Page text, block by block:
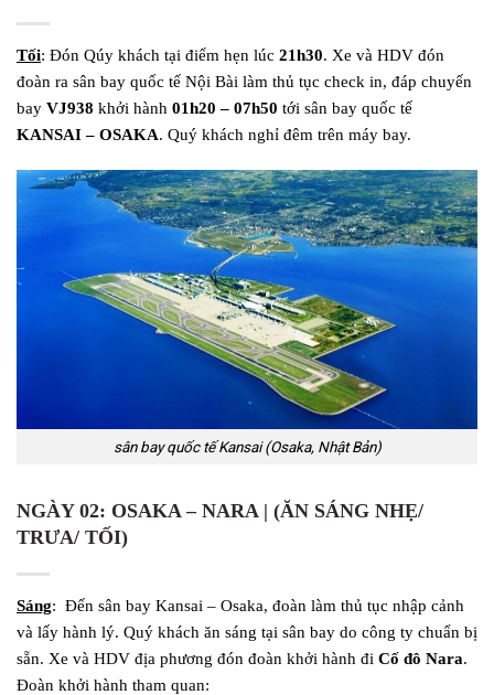
Tối: Đón Qúy khách tại điểm hẹn lúc 21h30. Xe và HDV đón
đoàn ra sân bay quốc tế Nội Bài làm thủ tục check in, đáp chuyến
bay VJ938 khởi hành 01h20– 07h50 tới sân bay quốc tế
KANSAI– OSAKA. Quý khách nghỉ đêm trên máy bay.
sân bay quốc tế Kansai (Osaka, Nhật Bản)
NGÀY 02: OSAKA– NARA| (ĂN SÁNG NHẸ/
TRƯA/ TỐI)
Sáng: Đến sân bay Kansai – Osaka, đoàn làm thủ tục nhập cảnh
và lấy hành lý. Quý khách ăn sáng tại sân bay do công ty chuẩn bị
sẵn. Xe và HDV địa phương đón đoàn khởi hành đi Cố đô Nara.
Đoàn khởi hành tham quan: